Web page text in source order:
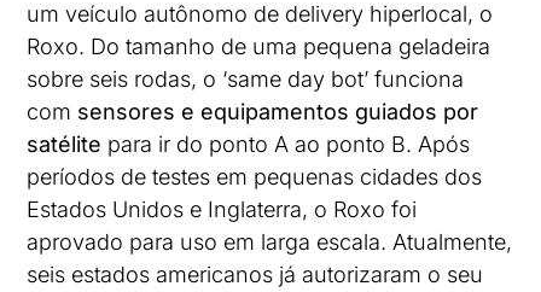
um veículo autônomo de delivery hiperlocal, o
Roxo. Do tamanho de uma pequena geladeira
sobre seis rodas, o ‘same day bot’ funciona
com sensores e equipamentos guiados por
satélite para ir do ponto A ao ponto B. Após
períodos de testes em pequenas cidades dos
Estados Unidos e Inglaterra, o Roxo foi
aprovado para uso em larga escala. Atualmente,
seis estados americanos já autorizaram o seu